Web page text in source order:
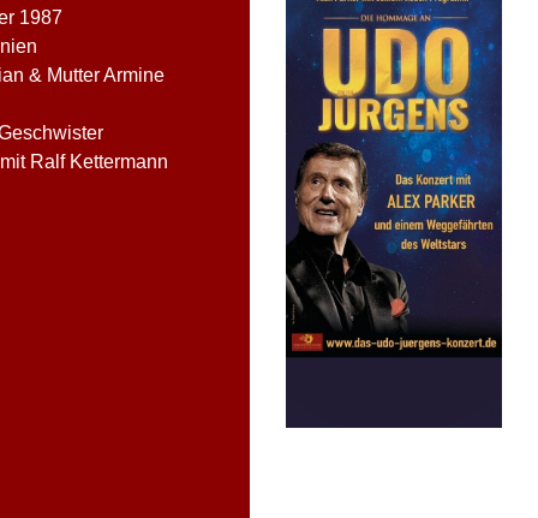
1987
& Mutter Armine
Ralf Kettermann